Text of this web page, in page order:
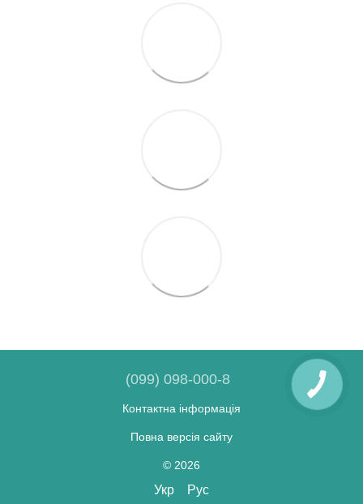
(099) 098-000-8
Контактна інформація
Повна версія сайту
© 2026
Укр Рус